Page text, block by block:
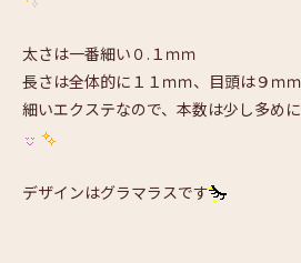
太さは一番細い０.１ｍｍ
長さは全体的に１１ｍｍ、目頭は９ｍｍ
細いエクステなので、本数は少し多め
デザインはグラマラスです